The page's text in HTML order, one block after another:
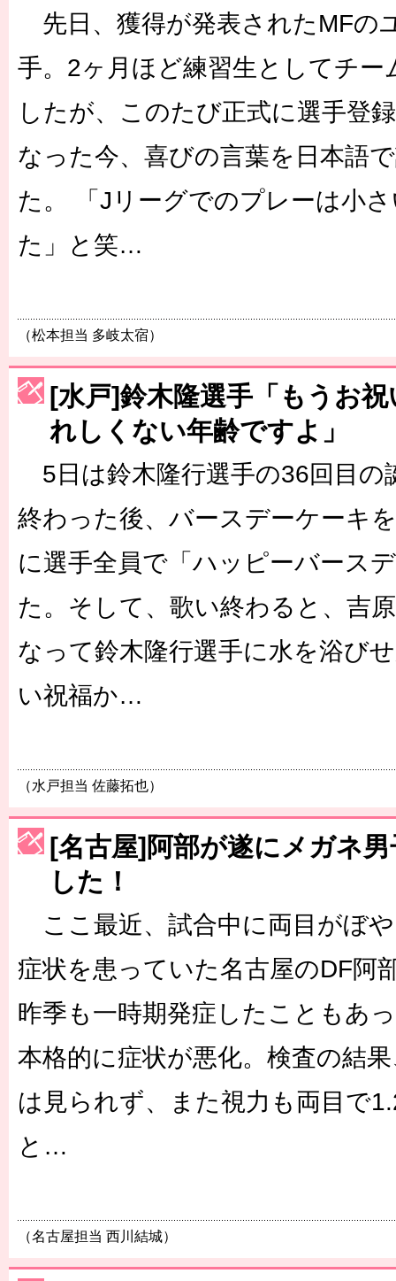
先日、獲得が発表されたMFの
手。2ヶ月ほど練習生としてチ
したが、このたび正式に選手登
なった今、喜びの言葉を日本語
た。 「Jリーグでのプレーは小
た」と笑…
（松本担当 多岐太宿）
[水戸]鈴木隆選手「もうお
れしくない年齢ですよ」
5日は鈴木隆行選手の36回目の
終わった後、バースデーケーキ
に選手全員で「ハッピーバース
た。そして、歌い終わると、吉
なって鈴木隆行選手に水を浴び
い祝福か…
（水戸担当 佐藤拓也）
[名古屋]阿部が遂にメガネ
した！
ここ最近、試合中に両目がぼ
症状を患っていた名古屋のDF阿
昨季も一時期発症したこともあ
本格的に症状が悪化。検査の結
は見られず、また視力も両目で
と…
（名古屋担当 西川結城）